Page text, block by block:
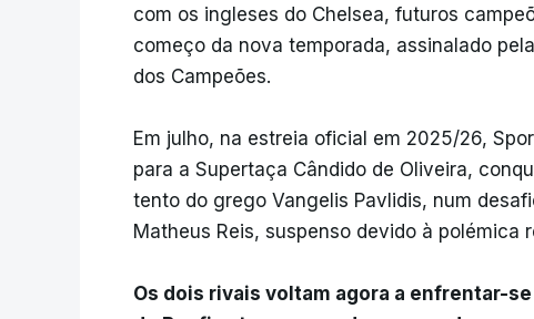
com os ingleses do Chelsea, futuros
começo da nova temporada, assinalado
dos Campeões.
Em julho, na estreia oficial em 2025/26,
para a Supertaça Cândido de Oliveira,
tento do grego Vangelis Pavlidis, num
Matheus Reis, suspenso devido à polémica
Os dois rivais voltam agora a enfrentar-